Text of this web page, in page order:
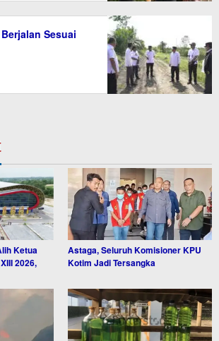
Sesuai
Ketua
2026,
Astaga, Seluruh Komisioner KPU
Kotim Jadi Tersangka